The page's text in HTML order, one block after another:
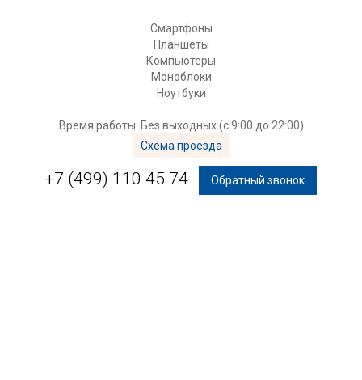
Смартфоны
Планшеты
Компьютеры
Моноблоки
Ноутбуки
Время работы: Без выходных (с 9:00 до 22:00)
Схема проезда
+7 (499) 110 45 74 Обратный звонок